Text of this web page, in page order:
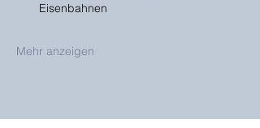
Eisenbahnen
Mehr anzeigen